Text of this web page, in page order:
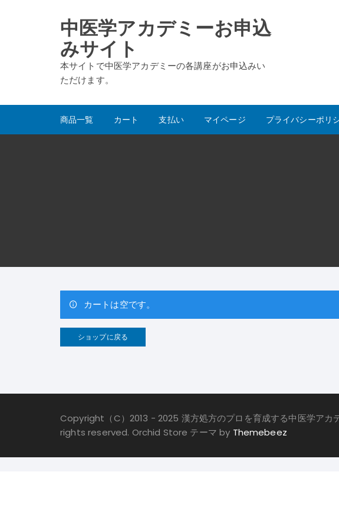
キ
プ
中医学アカデミーお申込
みサイト
本サイトで中医学アカデミーの各講座がお申込みい
ただけます。
商品一覧 カート 支払い マイページ プライバシーポリ
カートは空です。
ショップに戻る
Copyright（C）2013 - 2025 漢方処方のプロを育成する中医学アカ
rights reserved. Orchid Store テーマ by Themebeez